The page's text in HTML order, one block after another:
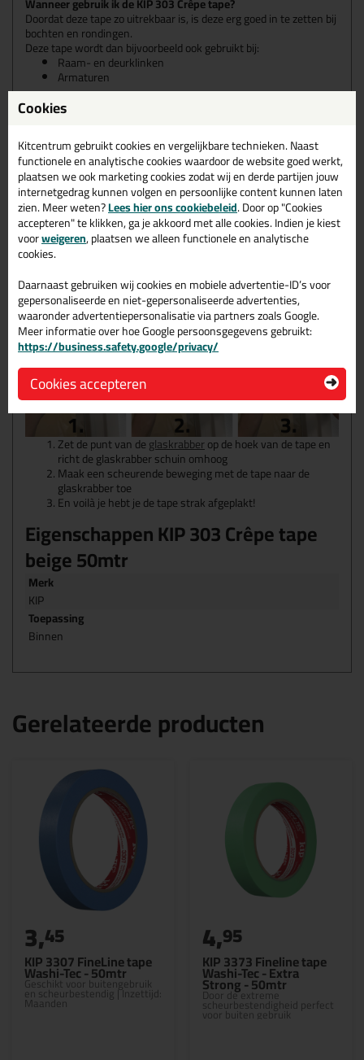
Doordat deze tape zo uitrekbaar is, is deze erg goed in te zetten bij
bochten en rondingen.
Deze tape wordt dan bijvoorbeeld ook gebruikt bij:
Raam- en deurklinken
Armaturen
De tape is voornamelijk te gebruiken voor gladde ondergronden.
Maar omdat we met hoog-crêpe te maken hebben, hecht deze
Kenmerken
Inzetduur binnen: 1 dag
Inzetduur buiten: n.v.t.
Sterk gecrêpt
Temperatuurbestendig tot 80 graden
Kleur: Beige
Tip! 💡
Wil je superstrak afplakken? Gebruik eenglaskrabber! Lees
hieronder hoe.
Zet de punt van deglaskrabberop de hoek van de tape en
richt de glaskrabber schuin omhoog
Maak een scheurende beweging met de tape naar de
glaskrabber toe
En voilà je hebt je de tape strak afgeplakt!
Eigenschappen KIP 303 Crêpe tape
beige 50mtr
Merk
KIP
Toepassing
Binnen
Gerelateerde producten
KIP 3307 FineLine tape
Washi-Tec - 50mtr
Geschikt voor buitengebruik
en scheurbestendig | Inzettijd:
Maanden
3,45
KIP 3373 Fineline tape
Washi-Tec - Extra
Strong - 50mtr
Door de extreme
scheurbestendigheid perfect
voor buiten gebruik
4,95
Cookies
Kitcentrum gebruikt cookies en vergelijkbare technieken. Naast
functionele en analytische cookies waardoor de website goed werkt,
plaatsen we ook marketing cookies zodat wij en derde partijen jouw
internetgedrag kunnen volgen en persoonlijke content kunnen laten
zien. Meer weten?Lees hier ons cookiebeleid. Door op "Cookies
accepteren" te klikken, ga je akkoord met alle cookies. Indien je kiest
voorweigeren, plaatsen we alleen functionele en analytische
cookies.
Daarnaast gebruiken wij cookies en mobiele advertentie-ID’s voor
gepersonaliseerde en niet-gepersonaliseerde advertenties,
waaronder advertentiepersonalisatie via partners zoals Google.
Meer informatie over hoe Google persoonsgegevens gebruikt:
https://business.safety.google/privacy/
Cookies accepteren